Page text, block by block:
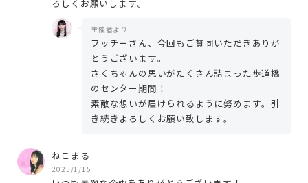
ろしくお願いします。
主催者より
フッチーさん、今回もご賛同いただきありが
とうございます。
さくちゃんの思いがたくさん詰まった歩道橋
のセンター期間！
素敵な想いが届けられるように努めます。引
き続きよろしくお願い致します。
ねこまる
2025/1/15